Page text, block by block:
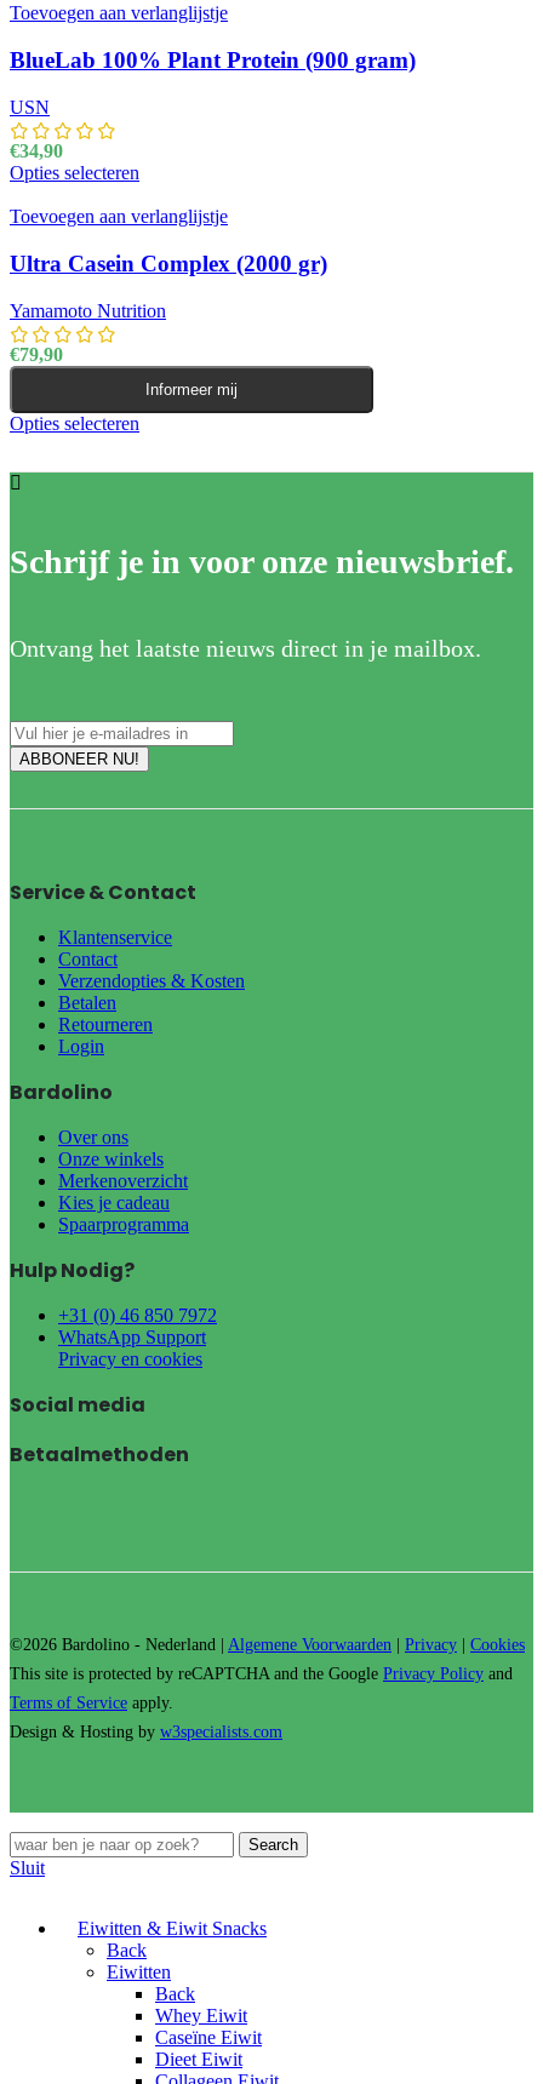
Toevoegen aan verlanglijstje
BlueLab 100% Plant Protein (900 gram)
USN
€34,90
Opties selecteren
Toevoegen aan verlanglijstje
Ultra Casein Complex (2000 gr)
Yamamoto Nutrition
€79,90
Informeer mij
Opties selecteren
Schrijf je in voor onze nieuwsbrief.
Ontvang het laatste nieuws direct in je mailbox.
Service & Contact
Klantenservice
Contact
Verzendopties & Kosten
Betalen
Retourneren
Login
Bardolino
Over ons
Onze winkels
Merkenoverzicht
Kies je cadeau
Spaarprogramma
Hulp Nodig?
+31 (0) 46 850 7972
WhatsApp Support
Privacy en cookies
Social media
Betaalmethoden
©2026 Bardolino - Nederland | Algemene Voorwaarden Privacy
Cookies
This site is protected by reCAPTCHA and the Google Privacy Policy and
Terms of Service apply.
Design & Hosting by w3specialists.com
Search
Sluit
Eiwitten & Eiwit Snacks
Back
Eiwitten
Back
Whey Eiwit
Caseïne Eiwit
Dieet Eiwit